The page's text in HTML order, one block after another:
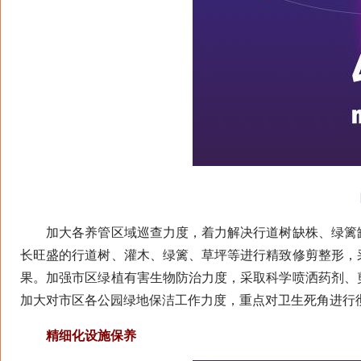
加大各养管区域巡查力度，着力解决行道树缺株、绿篱
长旺盛的行道树、灌木、绿篱、草坪等进行精致修剪整形
果。加强市区绿植有害生物防治力度，采取科学喷洒药剂
加大对市区各公园绿地保洁工作力度，重点对卫生死角进
精细化设施保养